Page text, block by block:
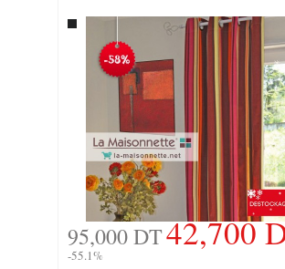
95,000 DT42,700
-55.1%